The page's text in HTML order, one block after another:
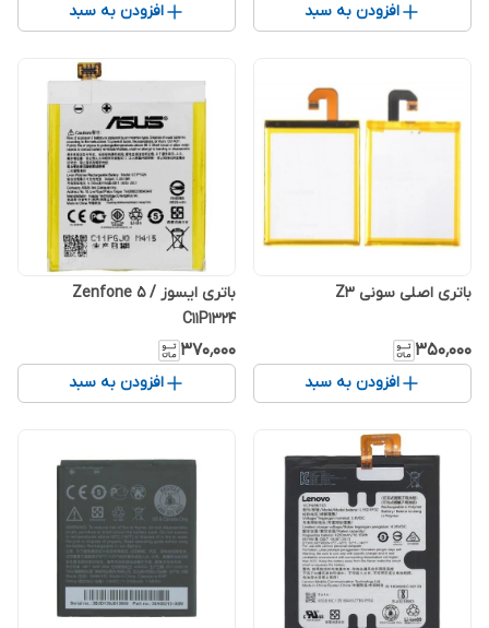
افزودن به سبد افزودن به سبد
باتری اصلی سونی Z3
۳۵۰٬۰۰۰
افزودن به سبد
باتری ایسوز Zenfone 5 /
C11P1324
۳۷۰٬۰۰۰
افزودن به سبد